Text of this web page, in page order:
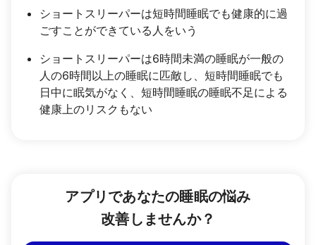
ショートスリーパーは短時間睡眠でも健康的に過
ごすことができている人をいう
ショートスリーパーは6時間未満の睡眠が一般の
人の6時間以上の睡眠に匹敵し、短時間睡眠でも
日中に眠気がなく、短時間睡眠の睡眠不足による
健康上のリスクもない
アプリであなたの睡眠の悩み
改善しませんか？